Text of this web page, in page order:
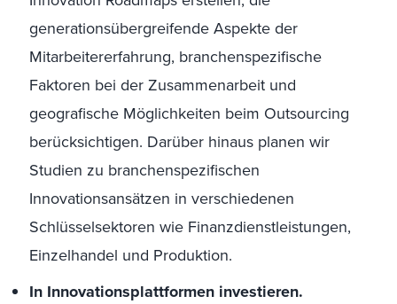
generationsübergreifende Aspekte der
Mitarbeitererfahrung, branchenspezifische
Faktoren bei der Zusammenarbeit und
geografische Möglichkeiten beim Outsourcing
berücksichtigen. Darüber hinaus planen wir
Studien zu branchenspezifischen
Innovationsansätzen in verschiedenen
Schlüsselsektoren wie Finanzdienstleistungen,
Einzelhandel und Produktion.
In Innovationsplattformen investieren.